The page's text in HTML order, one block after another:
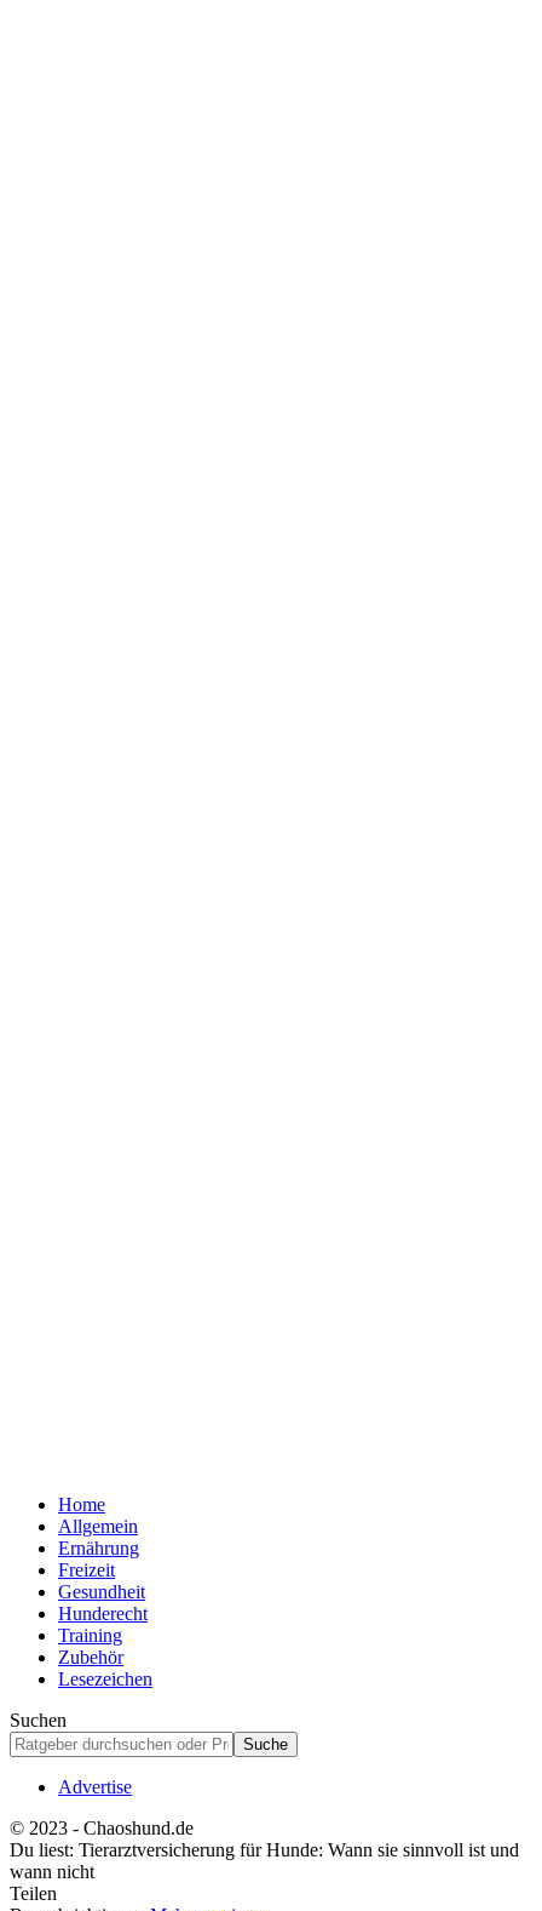
Home
Allgemein
Ernährung
Freizeit
Gesundheit
Hunderecht
Training
Zubehör
Lesezeichen
Suchen
Advertise
© 2023 - Chaoshund.de
Du liest: Tierarztversicherung für Hunde: Wann sie sinnvoll ist und
wann nicht
Teilen